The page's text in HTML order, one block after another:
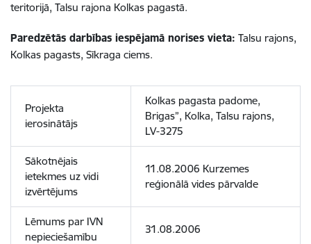
teritorijā, Talsu rajona Kolkas pagastā.
Paredzētās darbības iespējamā norises vieta: Talsu rajons,
Kolkas pagasts, Sīkraga ciems.
Projekta
ierosinātājs
Kolkas pagasta padome,
Brigas”, Kolka, Talsu rajons,
LV-3275
Sākotnējais
ietekmes uz vidi
izvērtējums
11.08.2006 Kurzemes
reģionālā vides pārvalde
Lēmums par IVN
nepieciešamību
31.08.2006